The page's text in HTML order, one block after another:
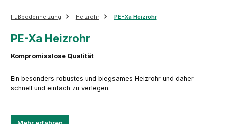
Fußbodenheizung Heizrohr PE-Xa Heizrohr
PE-Xa Heizrohr
Kompromisslose Qualität
Ein besonders robustes und biegsames Heizrohr und daher
schnell und einfach zu verlegen.